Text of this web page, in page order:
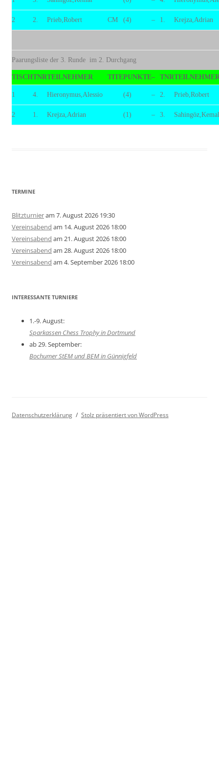
2 2. Prieb,Robert CM (4) – 1. Krejza,Adrian
Paarungsliste der 3. Runde im 2. Durchgang
TISCHTNRTEILNEHMER TITEPUNKTE– TNR
1 4. Hieronymus,Alessio (4) – 2. Prieb,Robert
2 1. Krejza,Adrian (1) – 3. Sahingöz,Kemal
TERMINE
Blitzturnieram 7. August 2026 19:30
Vereinsabend am 14. August 2026 18:00
Vereinsabend am 21. August 2026 18:00
Vereinsabend am 28. August 2026 18:00
Vereinsabend am 4. September 2026 18:00
INTERESSANTE TURNIERE
1.-9. August:
Sparkassen Chess Trophy in Dortmund
ab 29. September:
Bochumer StEM und BEM in Günnigfeld
Datenschutzerklärung Stolz präsentiert von WordPress